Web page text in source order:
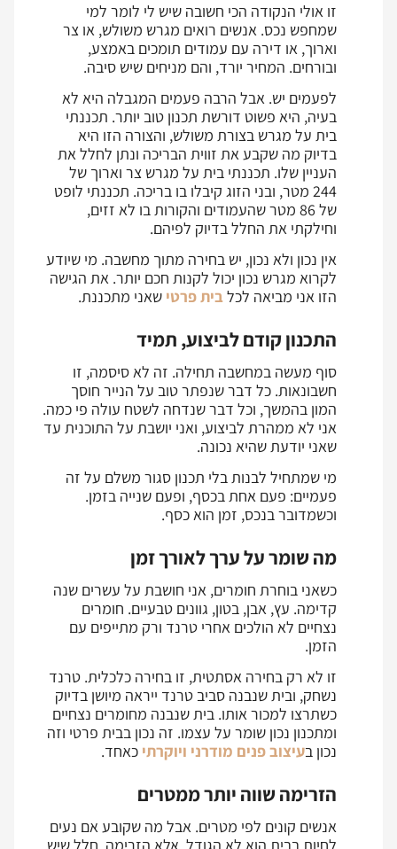
זו אולי הנקודה הכי חשובה שיש לי לומר למי
שמחפש נכס. אנשים רואים מגרש משולש, או צר
וארוך, או דירה עם עמודים תומכים באמצע,
ובורחים. המחיר יורד, והם מניחים שיש סיבה.
לפעמים יש. אבל הרבה פעמים המגבלה היא לא
בעיה, היא פשוט דורשת תכנון טוב יותר. תכננתי
בית על מגרש בצורת משולש, והצורה הזו היא
בדיוק מה שקבע את זווית הבריכה ונתן לחלל את
העניין שלו. תכננתי בית על מגרש צר וארוך של
244 מטר, ובני הזוג קיבלו בו בריכה. תכננתי לופט
של 86 מטר שהעמודים והקורות בו לא זזים,
וחילקתי את החלל בדיוק לפיהם.
אין נכון ולא נכון, יש בחירה מתוך מחשבה. מי שיודע
לקרוא מגרש נכון יכול לקנות חכם יותר. את הגישה
הזו אני מביאה לכלבית פרטי שאני מתכננת.
התכנון קודם לביצוע, תמיד
סוף מעשה במחשבה תחילה. זה לא סיסמה, זו
חשבונאות. כל דבר שנפתר טוב על הנייר חוסך
המון בהמשך, וכל דבר שנדחה לשטח עולה פי כמה.
אני לא ממהרת לביצוע, ואני יושבת על התוכנית עד
שאני יודעת שהיא נכונה.
מי שמתחיל לבנות בלי תכנון סגור משלם על זה
פעמיים: פעם אחת בכסף, ופעם שנייה בזמן.
וכשמדובר בנכס, זמן הוא כסף.
מה שומר על ערך לאורך זמן
כשאני בוחרת חומרים, אני חושבת על עשרים שנה
קדימה. עץ, אבן, בטון, גוונים טבעיים. חומרים
נצחיים לא הולכים אחרי טרנד ורק מתייפים עם
הזמן.
זו לא רק בחירה אסתטית, זו בחירה כלכלית. טרנד
נשחק, ובית שנבנה סביב טרנד ייראה מיושן בדיוק
כשתרצו למכור אותו. בית שנבנה מחומרים נצחיים
ומתכנון נכון שומר על עצמו. זה נכון בבית פרטי וזה
נכון בעיצוב פנים מודרני ויוקרתי כאחד.
הזרימה שווה יותר ממטרים
אנשים קונים לפי מטרים. אבל מה שקובע אם נעים